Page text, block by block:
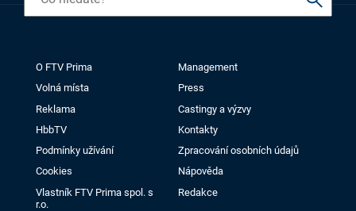
O FTV Prima
Management
Volná místa
Press
Reklama
Castingy a výzvy
HbbTV
Kontakty
Podmínky užívání
Zpracování osobních údajů
Cookies
Nápověda
Vlastník FTV Prima spol. s
r.o.
Redakce